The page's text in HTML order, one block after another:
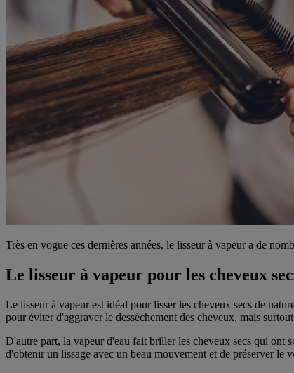
Très en vogue ces dernières années, le lisseur à vapeur a de
Le lisseur à vapeur pour les cheveux
Le lisseur à vapeur est idéal pour lisser les cheveux secs de
pour éviter d'aggraver le dessèchement des cheveux, mais
D'autre part, la vapeur d'eau fait briller les cheveux secs qui ont
d'obtenir un lissage avec un beau mouvement et de préserver le